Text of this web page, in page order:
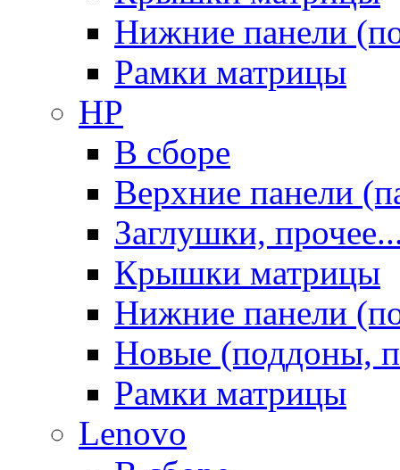
Нижние панели
Рамки матрицы
HP
В сборе
Верхние панели
Заглушки,
Крышки матрицы
Нижние панели
Новые (поддоны,
Рамки матрицы
Lenovo